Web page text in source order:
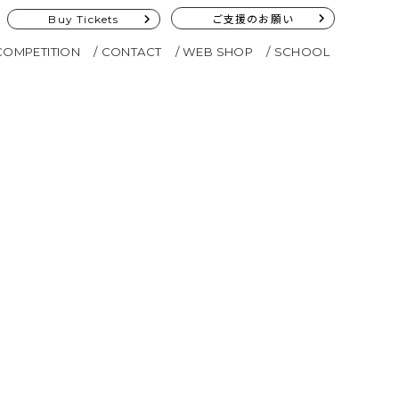
Buy Tickets ご支援のお願い
CONTACT WEB SHOP SCHOOL